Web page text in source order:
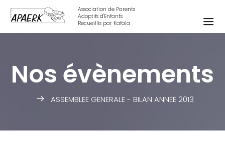
Association de Parents
Adoptifs d'Enfants
Recueillis par Kafala
Nos évènements
ASSEMBLEE GENERALE - BILAN ANNEE 2013